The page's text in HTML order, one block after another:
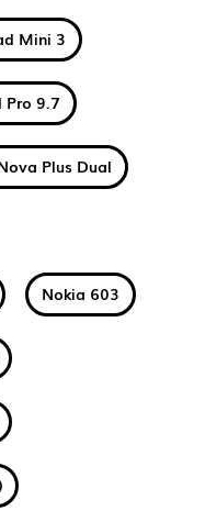
Mini 3
Pro 9.7
Plus Dual
Nokia 603